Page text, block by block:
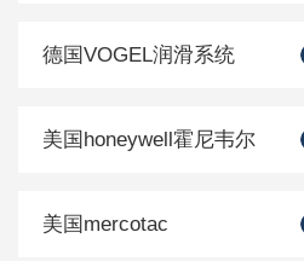
德国VOGEL润滑系统
美国honeywell霍尼韦尔
美国mercotac